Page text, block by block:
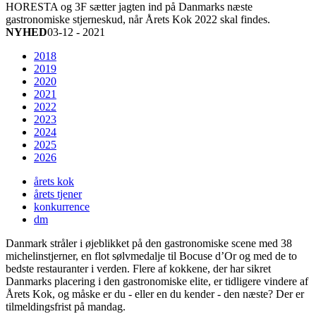
HORESTA og 3F sætter jagten ind på Danmarks næste
gastronomiske stjerneskud, når Årets Kok 2022 skal findes.
NYHED03-12 - 2021
2018
2019
2020
2021
2022
2023
2024
2025
2026
årets kok
årets tjener
konkurrence
dm
Danmark stråler i øjeblikket på den gastronomiske scene med 38
michelinstjerner, en flot sølvmedalje til Bocuse d’Or og med de to
bedste restauranter i verden. Flere af kokkene, der har sikret
Danmarks placering i den gastronomiske elite, er tidligere vindere af
Årets Kok, og måske er du - eller en du kender - den næste? Der er
tilmeldingsfrist på mandag.